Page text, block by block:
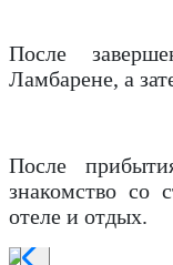
После
Ламбарене, а
После
знакомство со
отеле и отдых.